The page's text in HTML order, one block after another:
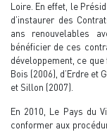
Loire. En effet, le
d’instaurer des
ans renouvelables
bénéficier de ces
développement, ce
Bois (2006), d’Erdre et
et Sillon (2007).
En 2010, Le Pays du
conformer aux